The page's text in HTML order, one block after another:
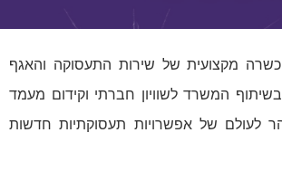
מקצועית של שירות התעסוקה והאגף
המשרד לשוויון חברתי וקידום מעמד
לעולם של אפשרויות תעסוקתיות חדשות